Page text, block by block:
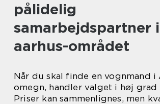
pålidelig
samarbejdspartner i
aarhus-området
Når du skal finde en vognmand i
omegn, handler valget i høj
Priser kan sammenlignes, men